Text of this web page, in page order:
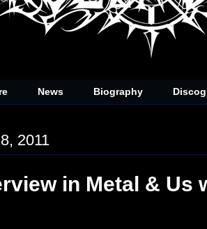
News Biography
2011
in Metal & Us